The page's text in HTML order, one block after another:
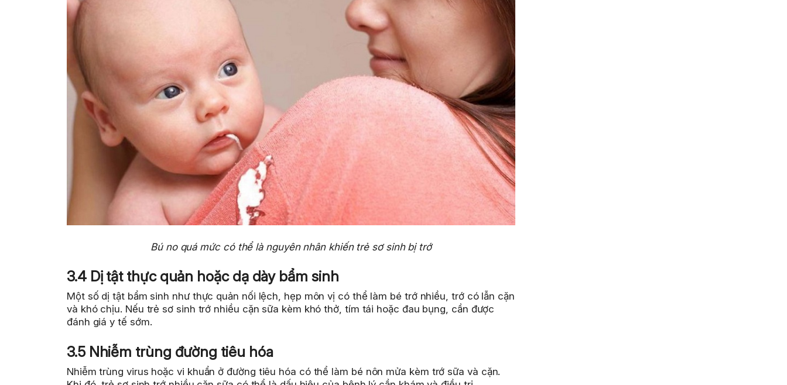
Bú no quá mức có thể là nguyên nhân khiến trẻ sơ sinh bị trớ
3.4 Dị tật thực quản hoặc dạ dày bẩm sinh
Một số dị tật bẩm sinh như thực quản nối lệch, hẹp môn vị có thể làm bé trớ nhiều, trớ có lẫn cặn
và khó chịu. Nếu trẻ sơ sinh trớ nhiều cặn sữa kèm khó thở, tím tái hoặc đau bụng, cần được
đánh giá y tế sớm.
3.5 Nhiễm trùng đường tiêu hóa
Nhiễm trùng virus hoặc vi khuẩn ở đường tiêu hóa có thể làm bé nôn mửa kèm trớ sữa và cặn.